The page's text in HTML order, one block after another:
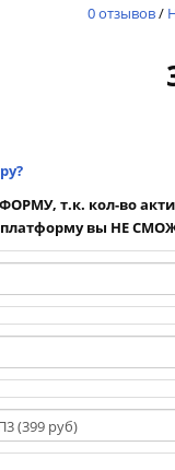
0 отзывов/
т.к. кол-во
вы НЕ